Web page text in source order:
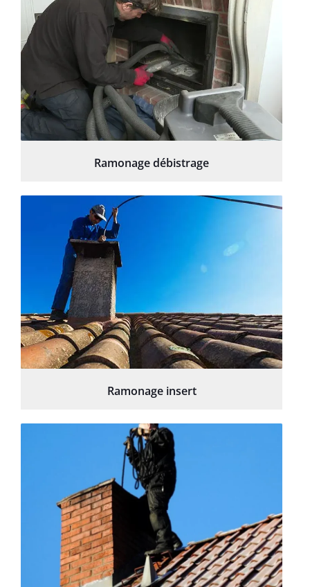
Ramonage débistrage
Ramonage insert